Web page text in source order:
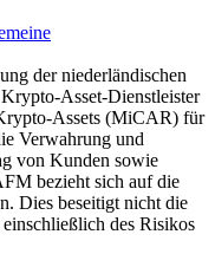
der niederländischen
Asset-Dienstleister
Assets (MiCAR) für
Verwahrung und
von Kunden sowie
bezieht sich auf die
Dies beseitigt nicht die
des Risikos